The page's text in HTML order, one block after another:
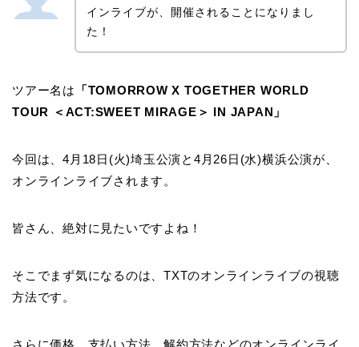
インライブが、開催されることになりまし
た！
ツアー名は
「TOMORROW X TOGETHER WORLD
TOUR ＜ACT:SWEET MIRAGE＞ IN JAPAN」
今回は、4月18日(火)埼玉公演と4月26日(水)横浜公演が、
オンラインライブされます。
皆さん、絶対に見たいですよね！
そこでまず気になるのは、TXTのオンラインライブの視聴
方法です。
さらに価格、支払い方法、解約方法などのオンラインライ